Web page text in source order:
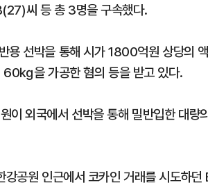
씨 등 총 3명을 구속했다.
용 선박을 통해 시가 1800억원 상당의
60㎏을 가공한 혐의 등을 받고 있다.
이 외국에서 선박을 통해 밀반입한 대
공원 인근에서 코카인 거래를 시도하